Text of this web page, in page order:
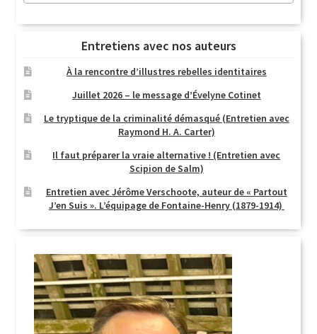
Entretiens avec nos auteurs
À la rencontre d’illustres rebelles identitaires
Juillet 2026 – le message d’Évelyne Cotinet
Le tryptique de la criminalité démasqué (Entretien avec
Raymond H. A. Carter)
Il faut préparer la vraie alternative ! (Entretien avec
Scipion de Salm)
Entretien avec Jérôme Verschoote, auteur de « Partout
J’en Suis ». L’équipage de Fontaine-Henry (1879-1914)